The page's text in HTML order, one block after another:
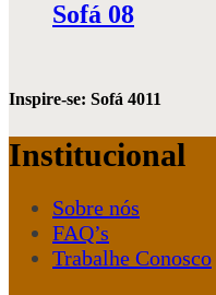
Sofá 08
Inspire-se: Sofá 4011
Institucional
Sobre nós
FAQ’s
Trabalhe Conosco